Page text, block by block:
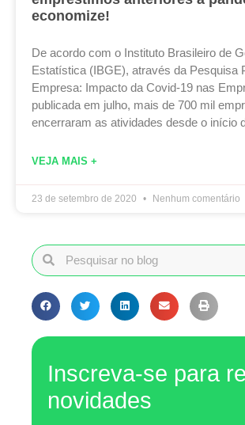
economize!
De acordo com o Instituto Brasileiro de
Estatística (IBGE), através da Pesquisa
Empresa: Impacto da Covid-19 nas
publicada em julho, mais de 700 mil
encerraram as atividades desde o início
VEJA MAIS +
23 de setembro de 2020 Nenhum comentário
Inscreva-se para
novidades